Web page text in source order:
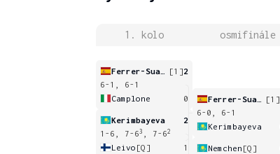
1. kolo osmifinále
[1]2
6-1, 6-1
Camplone
0
Kerimbayeva
2
1-6, 7-63 , 7-62
Leivo [Q] 1
[1]
6-0, 6-1
Kerimbayeva
Nemchen [Q]